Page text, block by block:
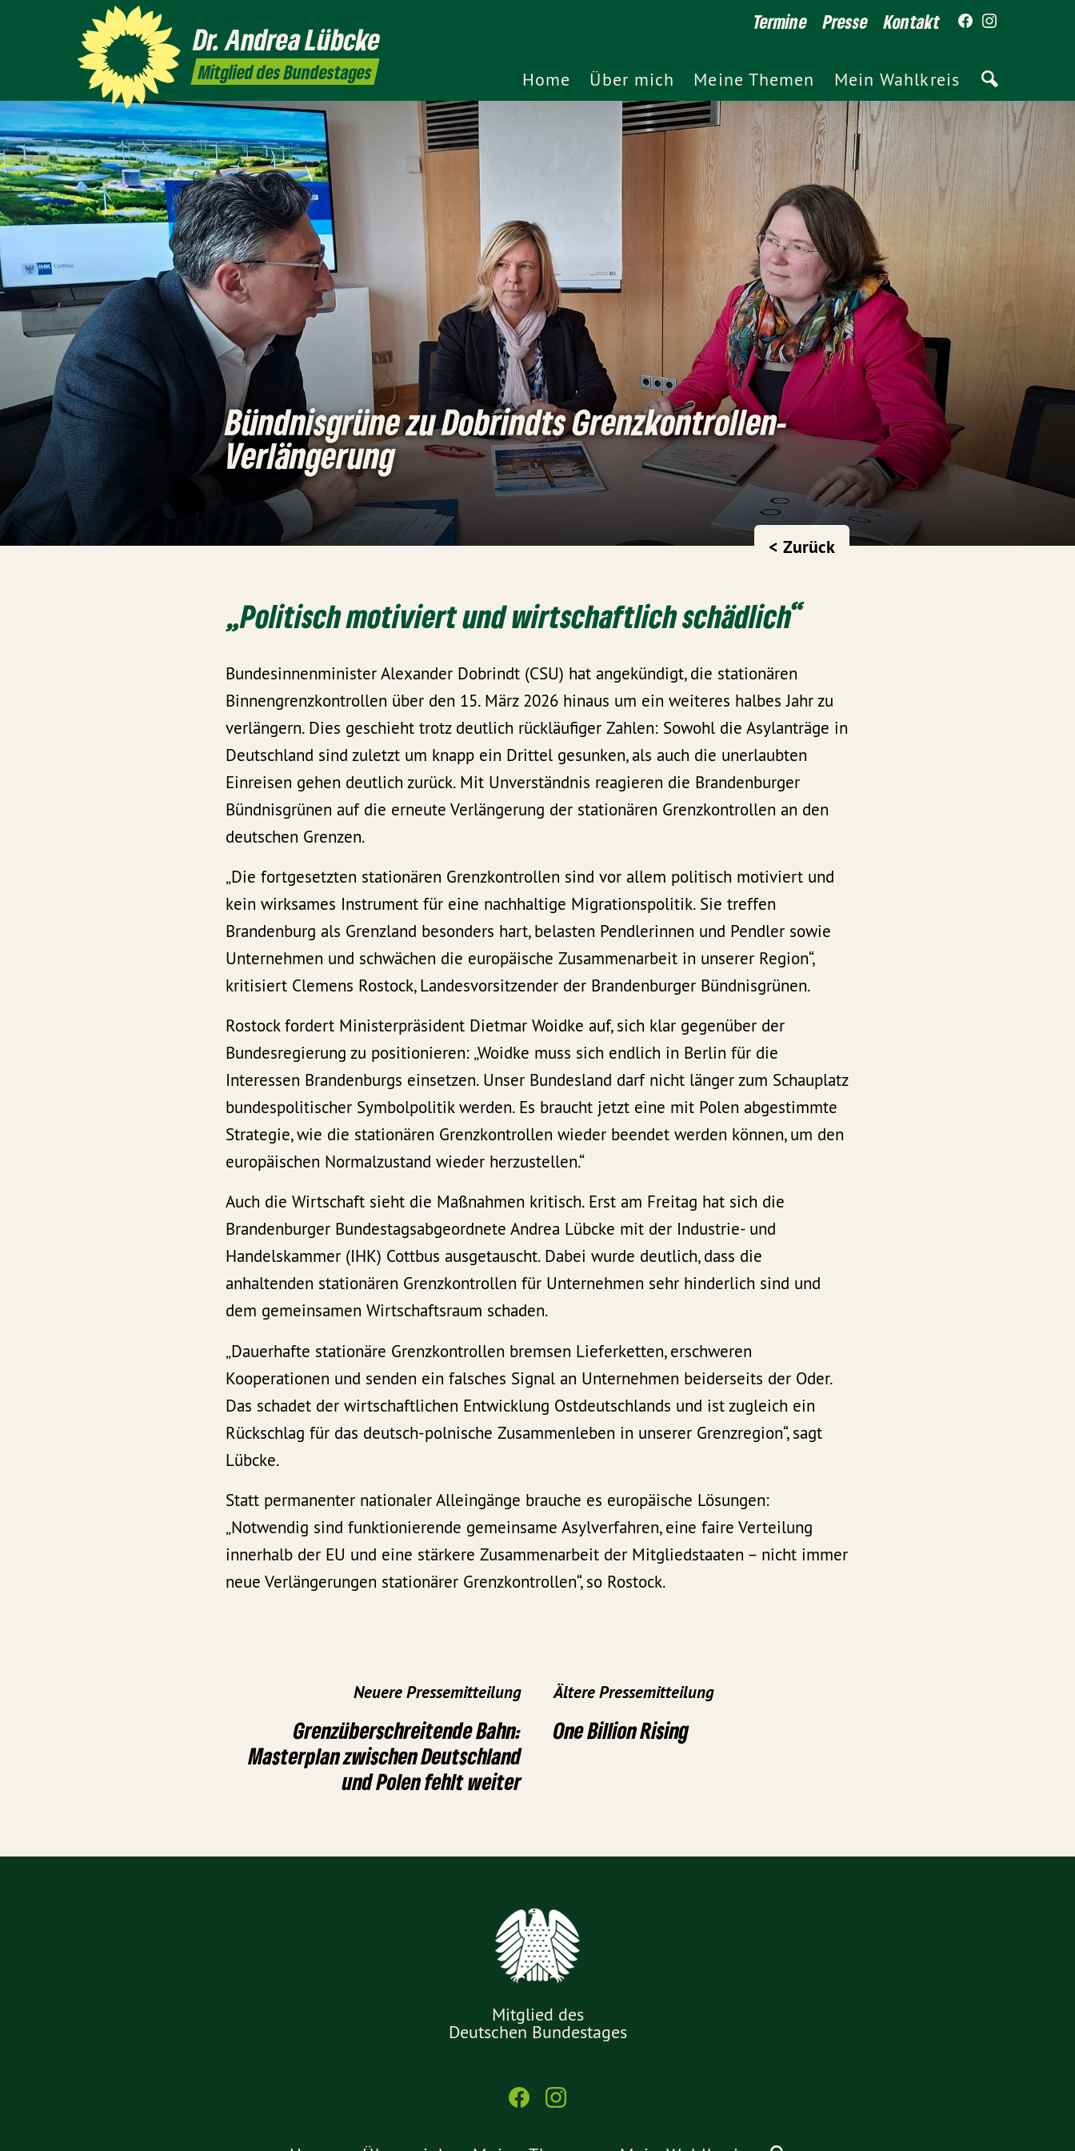
Dr. AndreaLübcke
Mitglied des Bundestages
Termine Presse Kontakt
Home Über mich Meine Themen Mein Wahlkreis
Bündnisgrüne zu Dobrindts Grenzkontrollen-
Verlängerung
< Zurück
„Politisch motiviert und wirtschaftlich schädlich“
Bundesinnenminister Alexander Dobrindt (CSU) hat angekündigt, die stationären
Binnengrenzkontrollen über den 15. März 2026 hinaus um ein weiteres halbes Jahr zu
verlängern. Dies geschieht trotz deutlich rückläufiger Zahlen: Sowohl die Asylanträge in
Deutschland sind zuletzt um knapp ein Drittel gesunken, als auch die unerlaubten
Einreisen gehen deutlich zurück. Mit Unverständnis reagieren die Brandenburger
Bündnisgrünen auf die erneute Verlängerung der stationären Grenzkontrollen an den
deutschen Grenzen.
„Die fortgesetzten stationären Grenzkontrollen sind vor allem politisch motiviert und
kein wirksames Instrument für eine nachhaltige Migrationspolitik. Sie treffen
Brandenburg als Grenzland besonders hart, belasten Pendlerinnen und Pendler sowie
Unternehmen und schwächen die europäische Zusammenarbeit in unserer Region“,
kritisiert Clemens Rostock, Landesvorsitzender der Brandenburger Bündnisgrünen.
Rostock fordert Ministerpräsident Dietmar Woidke auf, sich klar gegenüber der
Bundesregierung zu positionieren: „Woidke muss sich endlich in Berlin für die
Interessen Brandenburgs einsetzen. Unser Bundesland darf nicht länger zum Schauplatz
bundespolitischer Symbolpolitik werden. Es braucht jetzt eine mit Polen abgestimmte
Strategie, wie die stationären Grenzkontrollen wieder beendet werden können, um den
europäischen Normalzustand wieder herzustellen.“
Auch die Wirtschaft sieht die Maßnahmen kritisch. Erst am Freitag hat sich die
Brandenburger Bundestagsabgeordnete Andrea Lübcke mit der Industrie- und
Handelskammer (IHK) Cottbus ausgetauscht. Dabei wurde deutlich, dass die
anhaltenden stationären Grenzkontrollen für Unternehmen sehr hinderlich sind und
dem gemeinsamen Wirtschaftsraum schaden.
„Dauerhafte stationäre Grenzkontrollen bremsen Lieferketten, erschweren
Kooperationen und senden ein falsches Signal an Unternehmen beiderseits der Oder.
Das schadet der wirtschaftlichen Entwicklung Ostdeutschlands und ist zugleich ein
Rückschlag für das deutsch-polnische Zusammenleben in unserer Grenzregion“, sagt
Lübcke.
Statt permanenter nationaler Alleingänge brauche es europäische Lösungen:
„Notwendig sind funktionierende gemeinsame Asylverfahren, eine faire Verteilung
innerhalb der EU und eine stärkere Zusammenarbeit der Mitgliedstaaten – nicht immer
neue Verlängerungen stationärer Grenzkontrollen“, so Rostock.
Neuere Pressemitteilung
Grenzüberschreitende Bahn:
Masterplan zwischen Deutschland
und Polen fehlt weiter
Ältere Pressemitteilung
One Billion Rising
Mitglied des
Deutschen Bundestages